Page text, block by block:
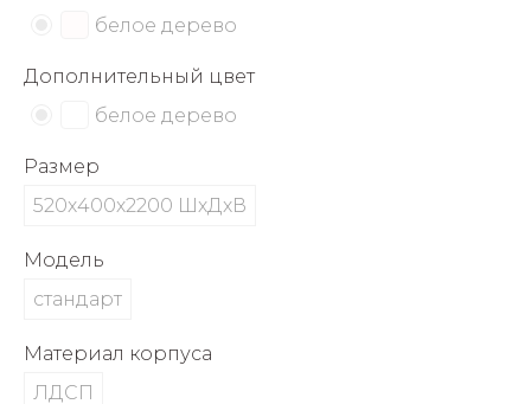
белое дерево
Дополнительный цвет
белое дерево
Размер
520х400х2200 ШхДхВ
Модель
стандарт
Материал корпуса
ЛДСП
об оплате Плайтом
plait.ru